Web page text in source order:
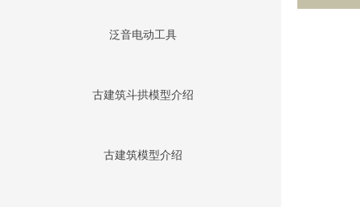
泛音电动工具
古建筑斗拱模型介绍
古建筑模型介绍